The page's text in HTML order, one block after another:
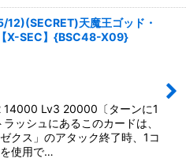
12)(SECRET)天魔王ゴッド・
X-SEC】{BSC48-X09}
Lv3 20000〔ターンに1
ッシュにあるこのカードは、
クス」のアタック終了時、1コ
使用で…